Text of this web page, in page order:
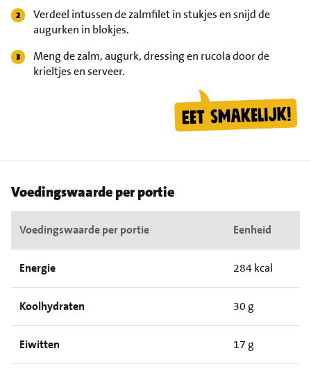
Verdeel intussen de zalmfilet in stukjes en snijd de
augurken in blokjes.
Meng de zalm, augurk, dressing en rucola door de
krieltjes en serveer.
Voedingswaarde per portie
Voedingswaarde per portie Eenheid
Energie 284 kcal
Koolhydraten 30 g
Eiwitten 17 g